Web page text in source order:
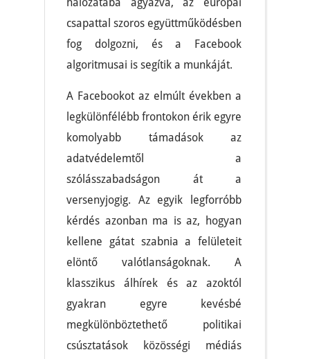
hálózatába ágyazva, az európai
csapattal szoros együttműködésben
fog dolgozni, és a Facebook
algoritmusai is segítik a munkáját.
A Facebookot az elmúlt években a
legkülönfélébb frontokon érik egyre
komolyabb támadások az
adatvédelemtől a
szólásszabadságon át a
versenyjogig. Az egyik legforróbb
kérdés azonban ma is az, hogyan
kellene gátat szabnia a felületeit
elöntő valótlanságoknak. A
klasszikus álhírek és az azoktól
gyakran egyre kevésbé
megkülönböztethető politikai
csúsztatások közösségi médiás